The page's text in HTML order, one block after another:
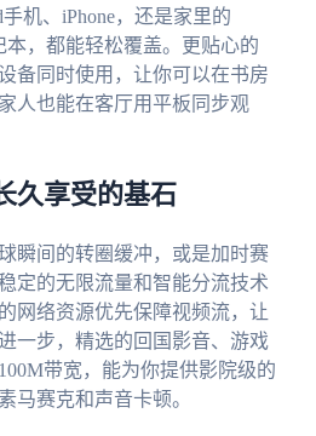
机、iPhone，还是家里的
本，都能轻松覆盖。更贴心的
备同时使用，让你可以在书房
人也能在客厅用平板同步观
久享受的基石
瞬间的转圈缓冲，或是加时赛
定的无限流量和智能分流技术
网络资源优先保障视频流，让
一步，精选的回国影音、游戏
带宽，能为你提供影院级的
马赛克和声音卡顿。